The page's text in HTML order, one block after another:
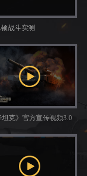
战斗实测
坦克》官方宣传视频3.0